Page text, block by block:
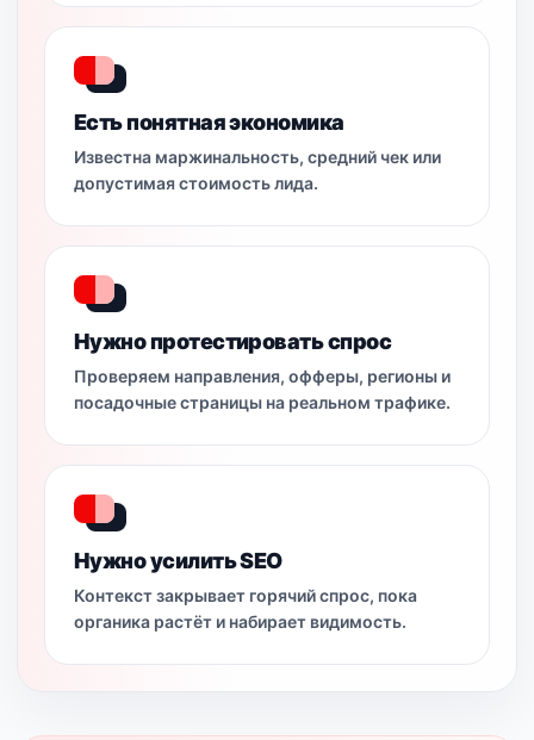
Есть понятная экономика
Известна маржинальность, средний чек или
допустимая стоимость лида.
Нужно протестировать спрос
Проверяем направления, офферы, регионы и
посадочные страницы на реальном трафике.
Нужно усилить SEO
Контекст закрывает горячий спрос, пока
органика растёт и набирает видимость.